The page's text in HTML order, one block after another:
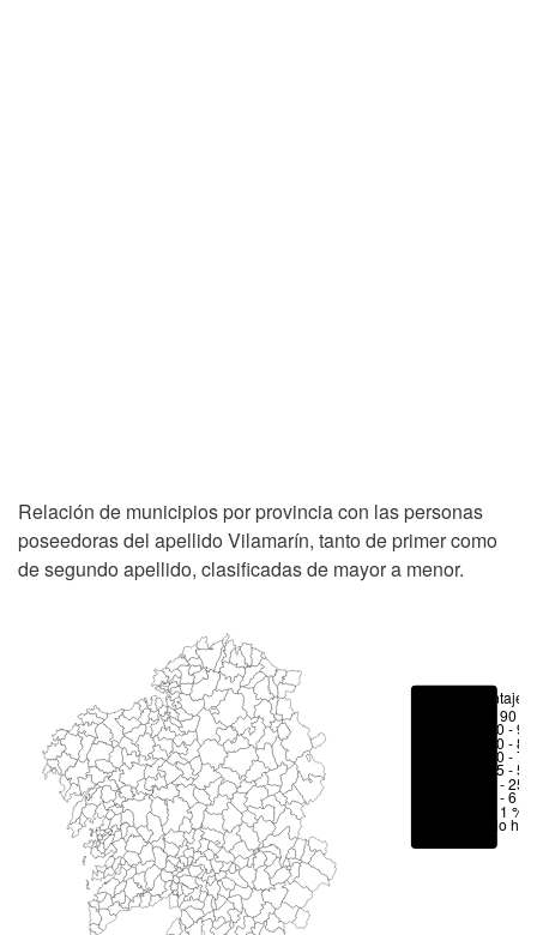
Relación de municipios por provincia con las personas
poseedoras del apellido Vilamarín, tanto de primer como
de segundo apellido, clasificadas de mayor a menor.
Porcentajes
> 90 %
80 -
70 -
50 -
25 -
6 - 25
1 - 6 %
< 1 %
No hay